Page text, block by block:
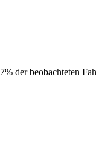
7% der beobachteten